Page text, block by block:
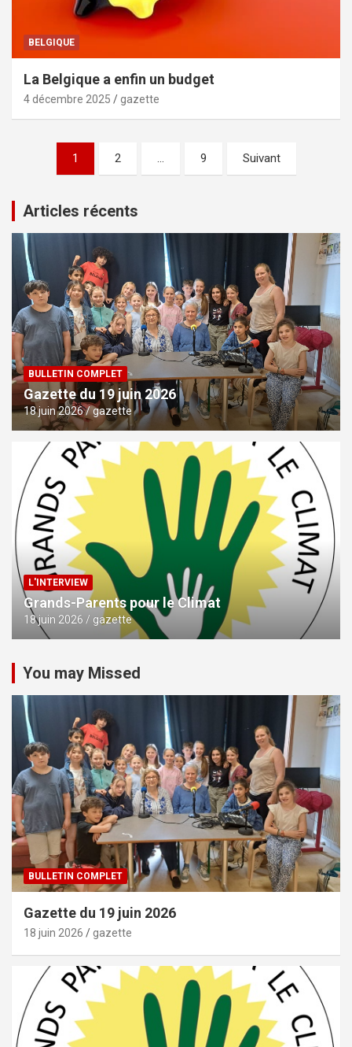
BELGIQUE
La Belgique a enfin un budget
4 décembre 2025 gazette
Pagination
publications
1 2 … 9 Suivant
Articles récents
BULLETIN COMPLET
Gazette du 19 juin 2026
18 juin 2026 gazette
L'INTERVIEW
Grands-Parents pour le Climat
18 juin 2026 gazette
You may Missed
BULLETIN COMPLET
Gazette du 19 juin 2026
18 juin 2026 gazette